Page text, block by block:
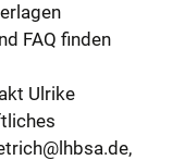
FAQ finden
Ulrike